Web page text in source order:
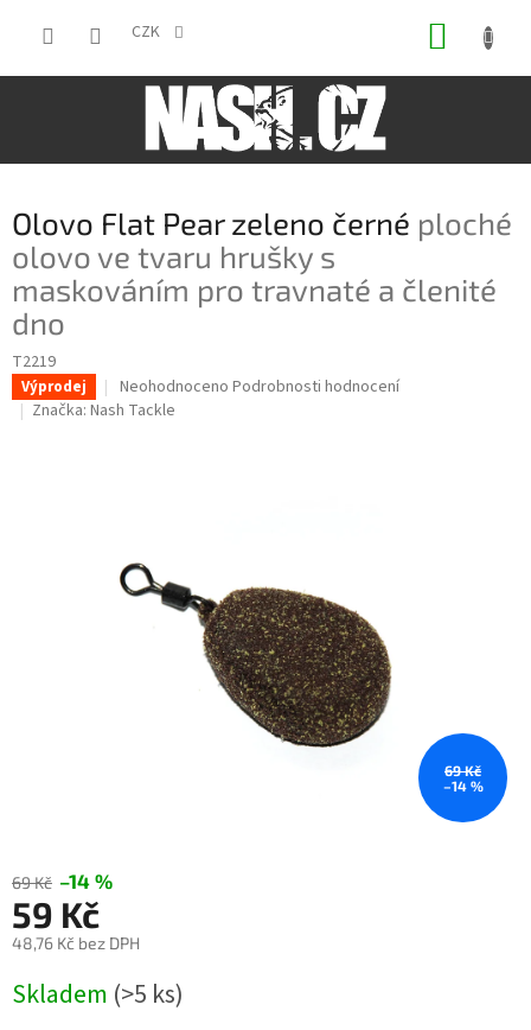
CZK
Olovo Flat Pear zeleno černé ploché
olovo ve tvaru hrušky s
maskováním pro travnaté a členité
dno
T2219
Výprodej
Průměrné
hodnocení
Neohodnoceno Podrobnosti hodnocení
Značka: Nash Tackle
69 Kč
–14 %
69 Kč –14 %
59 Kč
48,76 Kč bez DPH
cena:
Skladem (>5 ks)